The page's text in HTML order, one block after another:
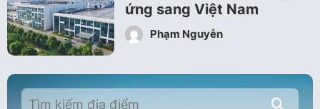
ứng sang Việt Nam
Phạm Nguyễn